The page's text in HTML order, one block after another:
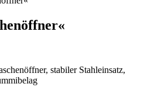
stabiler Stahleinsatz,